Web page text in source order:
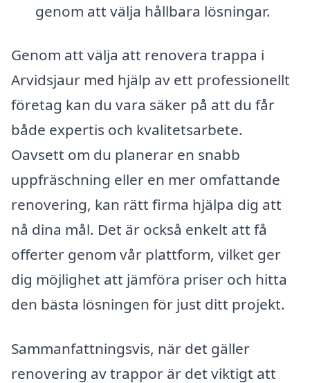
genom att välja hållbara lösningar.
Genom att välja att renovera trappa i
Arvidsjaur med hjälp av ett professionellt
företag kan du vara säker på att du får
både expertis och kvalitetsarbete.
Oavsett om du planerar en snabb
uppfräschning eller en mer omfattande
renovering, kan rätt firma hjälpa dig att
nå dina mål. Det är också enkelt att få
offerter genom vår plattform, vilket ger
dig möjlighet att jämföra priser och hitta
den bästa lösningen för just ditt projekt.
Sammanfattningsvis, när det gäller
renovering av trappor är det viktigt att